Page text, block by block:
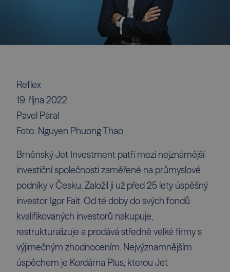
Reflex
19. října 2022
Pavel Páral
Foto: Nguyen Phuong Thao
Brněnský Jet Investment patří mezi nejznámější
investiční společnosti zaměřené na průmyslové
podniky v Česku. Založil ji už před 25 lety úspěšný
investor Igor Fait. Od té doby do svých fondů
kvalifikovaných investorů nakupuje,
restrukturalizuje a prodává středně velké firmy s
výjimečným zhodnocením. Nejvýznamnějším
úspěchem je Kordárna Plus, kterou Jet